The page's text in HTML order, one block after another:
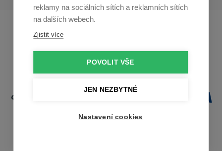
reklamy na sociálních sítích a reklamních sítích
na dalších webech.
Zjistit více
POVOLIT VŠE
JEN NEZBYTNÉ
Nastavení cookies
Profikuchar.sk